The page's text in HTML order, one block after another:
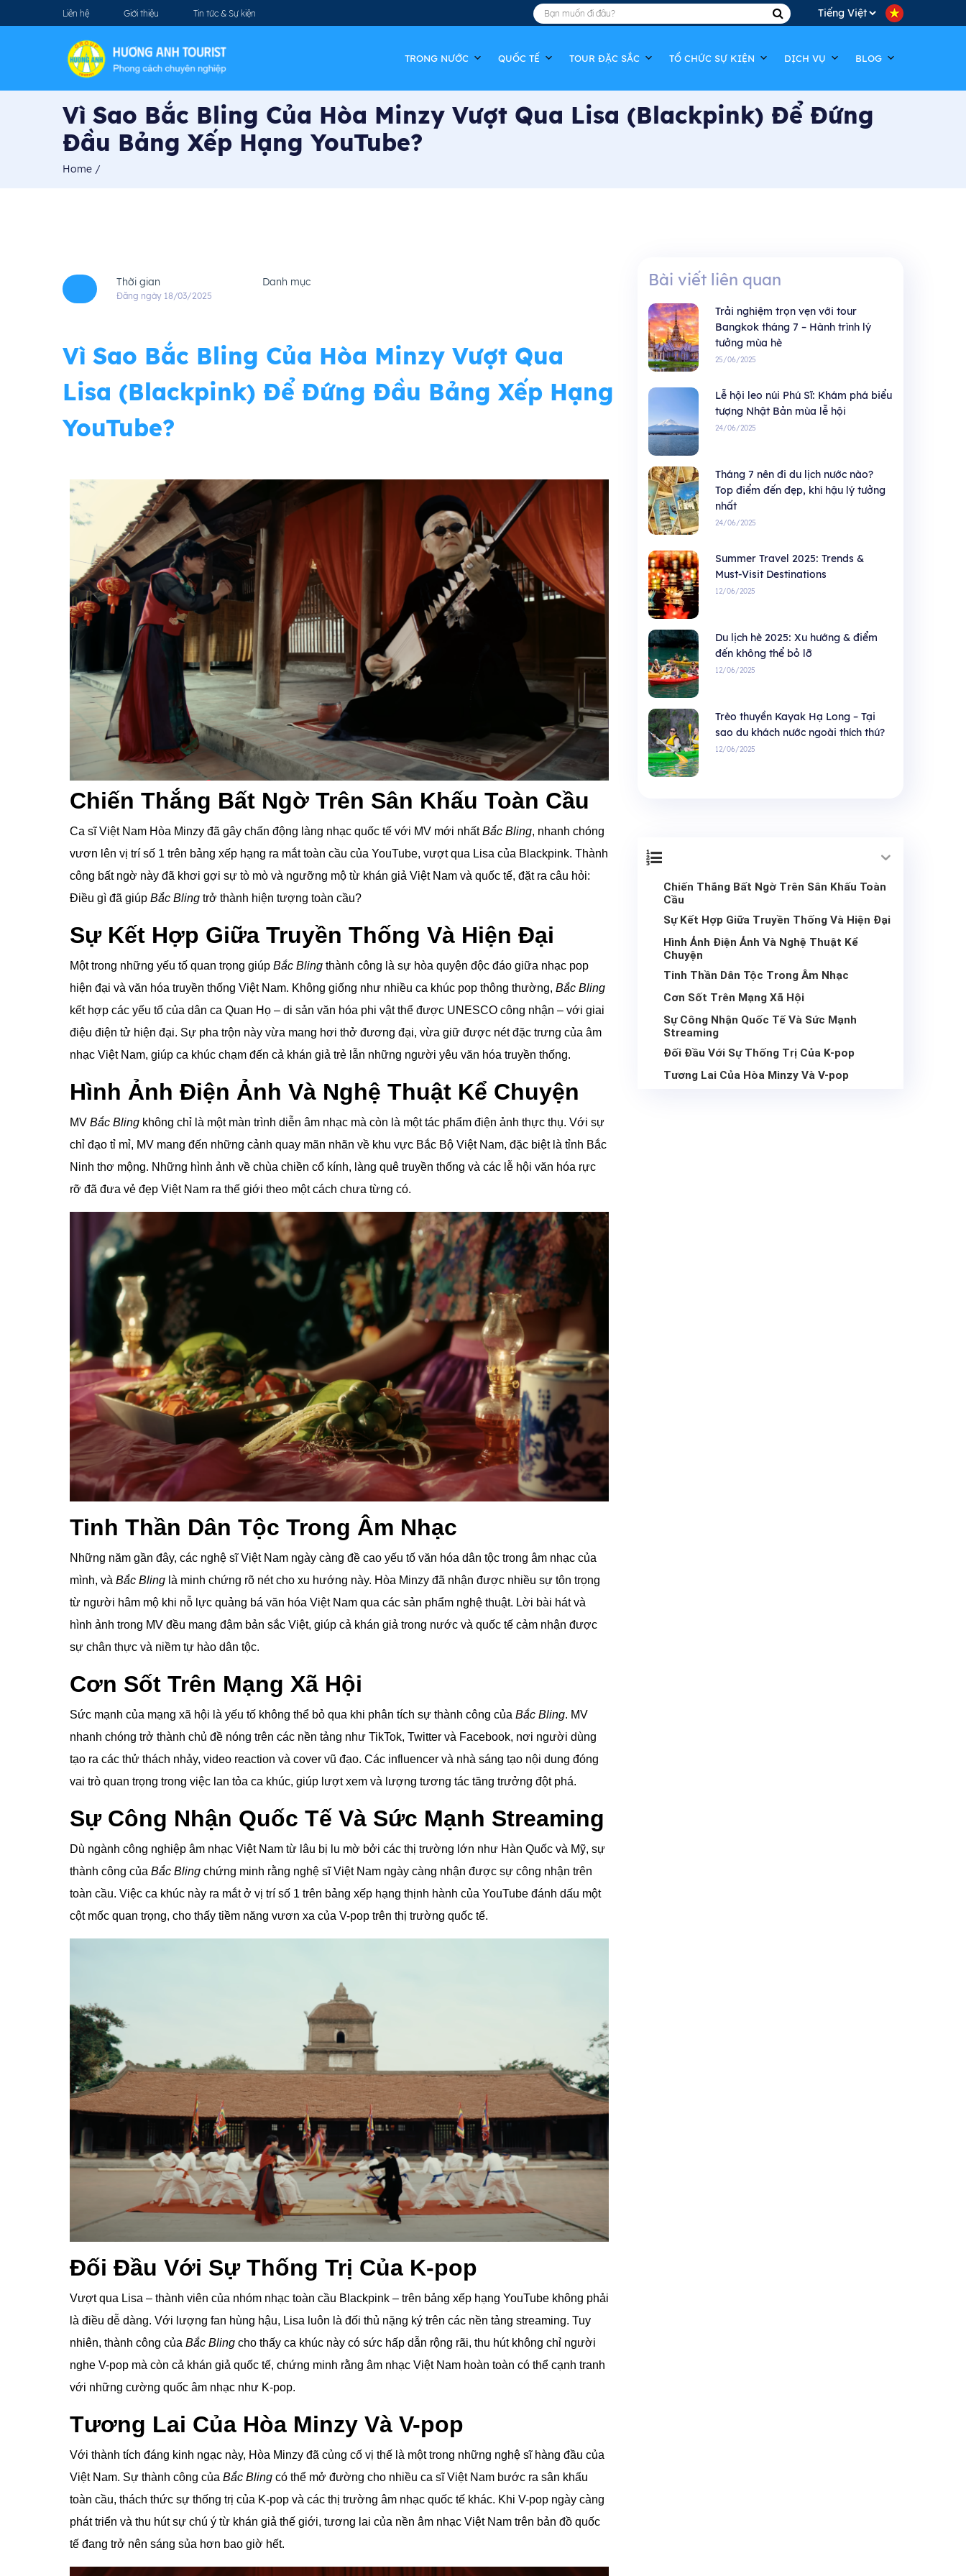
Liên hệ Giới thiệu Tin tức & Sự kiện
TRONG NƯỚC QUỐC TẾ TOUR ĐẶC SẮC TỔ CHỨC SỰ KIỆN DỊCH VỤ BLOG
Vì Sao Bắc Bling Của Hòa Minzy Vượt Qua Lisa (Blackpink) Để Đứng
Đầu Bảng Xếp Hạng YouTube?
Home /
Thời gian
Đăng ngày 18/03/2025
Danh mục
Vì Sao Bắc Bling Của Hòa Minzy Vượt Qua
Lisa (Blackpink) Để Đứng Đầu Bảng Xếp Hạng
YouTube?
Chiến Thắng Bất Ngờ Trên Sân Khấu Toàn Cầu
Ca sĩ Việt Nam Hòa Minzy đã gây chấn động làng nhạc quốc tế với MV mới nhấtBắc Bling, nhanh chóng
vươn lên vị trí số 1 trên bảng xếp hạng ra mắt toàn cầu của YouTube, vượt qua Lisa của Blackpink. Thành
công bất ngờ này đã khơi gợi sự tò mò và ngưỡng mộ từ khán giả Việt Nam và quốc tế, đặt ra câu hỏi:
Điều gì đã giúp Bắc Bling trở thành hiện tượng toàn cầu?
Sự Kết Hợp Giữa Truyền Thống Và Hiện Đại
Một trong những yếu tố quan trọng giúp Bắc Bling thành công là sự hòa quyện độc đáo giữa nhạc pop
hiện đại và văn hóa truyền thống Việt Nam. Không giống như nhiều ca khúc pop thông thường, Bắc Bling
kết hợp các yếu tố của dân ca Quan Họ – di sản văn hóa phi vật thể được UNESCO công nhận – với giai
điệu điện tử hiện đại. Sự pha trộn này vừa mang hơi thở đương đại, vừa giữ được nét đặc trưng của âm
nhạc Việt Nam, giúp ca khúc chạm đến cả khán giả trẻ lẫn những người yêu văn hóa truyền thống.
Hình Ảnh Điện Ảnh Và Nghệ Thuật Kể Chuyện
MV Bắc Bling không chỉ là một màn trình diễn âm nhạc mà còn là một tác phẩm điện ảnh thực thụ. Với sự
chỉ đạo tỉ mỉ, MV mang đến những cảnh quay mãn nhãn về khu vực Bắc Bộ Việt Nam, đặc biệt là tỉnh Bắc
Ninh thơ mộng. Những hình ảnh về chùa chiền cổ kính, làng quê truyền thống và các lễ hội văn hóa rực
rỡ đã đưa vẻ đẹp Việt Nam ra thế giới theo một cách chưa từng có.
Tinh Thần Dân Tộc Trong Âm Nhạc
Những năm gần đây, các nghệ sĩ Việt Nam ngày càng đề cao yếu tố văn hóa dân tộc trong âm nhạc của
mình, và Bắc Bling là minh chứng rõ nét cho xu hướng này. Hòa Minzy đã nhận được nhiều sự tôn trọng
từ người hâm mộ khi nỗ lực quảng bá văn hóa Việt Nam qua các sản phẩm nghệ thuật. Lời bài hát và
hình ảnh trong MV đều mang đậm bản sắc Việt, giúp cả khán giả trong nước và quốc tế cảm nhận được
sự chân thực và niềm tự hào dân tộc.
Cơn Sốt Trên Mạng Xã Hội
Sức mạnh của mạng xã hội là yếu tố không thể bỏ qua khi phân tích sự thành công của Bắc Bling. MV
nhanh chóng trở thành chủ đề nóng trên các nền tảng như TikTok, Twitter và Facebook, nơi người dùng
tạo ra các thử thách nhảy, video reaction và cover vũ đạo. Các influencer và nhà sáng tạo nội dung đóng
vai trò quan trọng trong việc lan tỏa ca khúc, giúp lượt xem và lượng tương tác tăng trưởng đột phá.
Sự Công Nhận Quốc Tế Và Sức Mạnh Streaming
Dù ngành công nghiệp âm nhạc Việt Nam từ lâu bị lu mờ bởi các thị trường lớn như Hàn Quốc và Mỹ, sự
thành công của Bắc Bling chứng minh rằng nghệ sĩ Việt Nam ngày càng nhận được sự công nhận trên
toàn cầu. Việc ca khúc này ra mắt ở vị trí số 1 trên bảng xếp hạng thịnh hành của YouTube đánh dấu một
cột mốc quan trọng, cho thấy tiềm năng vươn xa của V-pop trên thị trường quốc tế.
Đối Đầu Với Sự Thống Trị Của K-pop
Vượt qua Lisa – thành viên của nhóm nhạc toàn cầu Blackpink – trên bảng xếp hạng YouTube không phải
là điều dễ dàng. Với lượng fan hùng hậu, Lisa luôn là đối thủ nặng ký trên các nền tảng streaming. Tuy
nhiên, thành công của Bắc Bling cho thấy ca khúc này có sức hấp dẫn rộng rãi, thu hút không chỉ người
nghe V-pop mà còn cả khán giả quốc tế, chứng minh rằng âm nhạc Việt Nam hoàn toàn có thể cạnh tranh
với những cường quốc âm nhạc như K-pop.
Tương Lai Của Hòa Minzy Và V-pop
Với thành tích đáng kinh ngạc này, Hòa Minzy đã củng cố vị thế là một trong những nghệ sĩ hàng đầu của
Việt Nam. Sự thành công của Bắc Bling có thể mở đường cho nhiều ca sĩ Việt Nam bước ra sân khấu
toàn cầu, thách thức sự thống trị của K-pop và các thị trường âm nhạc quốc tế khác. Khi V-pop ngày càng
phát triển và thu hút sự chú ý từ khán giả thế giới, tương lai của nền âm nhạc Việt Nam trên bản đồ quốc
tế đang trở nên sáng sủa hơn bao giờ hết.
Bài viết liên quan
Trải nghiệm trọn vẹn với tour
Bangkok tháng 7 – Hành trình lý
tưởng mùa hè
25/06/2025
Lễ hội leo núi Phú Sĩ: Khám phá biểu
tượng Nhật Bản mùa lễ hội
24/06/2025
Tháng 7 nên đi du lịch nước nào?
Top điểm đến đẹp, khí hậu lý tưởng
nhất
24/06/2025
Summer Travel 2025: Trends &
Must-Visit Destinations
12/06/2025
Du lịch hè 2025: Xu hướng & điểm
đến không thể bỏ lỡ
12/06/2025
Trèo thuyền Kayak Hạ Long – Tại
sao du khách nước ngoài thích thú?
12/06/2025
Chiến Thắng Bất Ngờ Trên Sân Khấu Toàn
Cầu
Sự Kết Hợp Giữa Truyền Thống Và Hiện Đại
Hình Ảnh Điện Ảnh Và Nghệ Thuật Kể
Chuyện
Tinh Thần Dân Tộc Trong Âm Nhạc
Cơn Sốt Trên Mạng Xã Hội
Sự Công Nhận Quốc Tế Và Sức Mạnh
Streaming
Đối Đầu Với Sự Thống Trị Của K-pop
Tương Lai Của Hòa Minzy Và V-pop